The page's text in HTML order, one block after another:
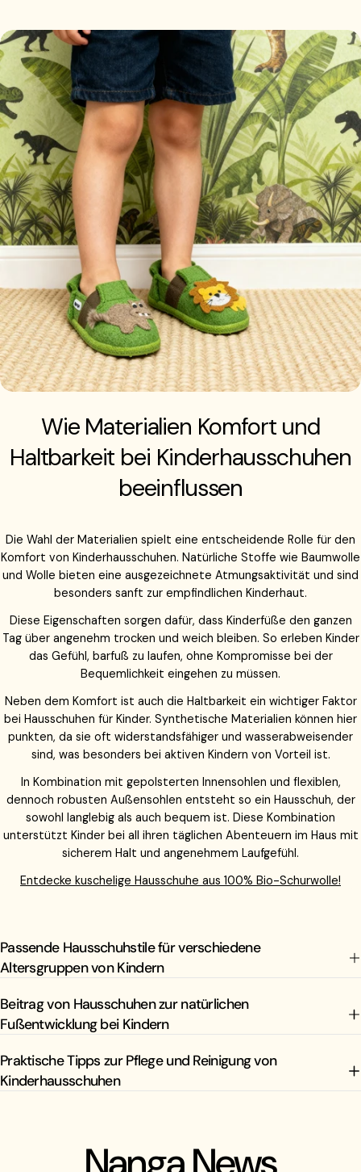
Wie Materialien Komfort und
Haltbarkeit bei Kinderhausschuhen
beeinflussen
Die Wahl der Materialien spielt eine entscheidende Rolle für den
Komfort von Kinderhausschuhen. Natürliche Stoffe wie Baumwolle
und Wolle bieten eine ausgezeichnete Atmungsaktivität und sind
besonders sanft zur empfindlichen Kinderhaut.
Diese Eigenschaften sorgen dafür, dass Kinderfüße den ganzen
Tag über angenehm trocken und weich bleiben. So erleben Kinder
das Gefühl, barfuß zu laufen, ohne Kompromisse bei der
Bequemlichkeit eingehen zu müssen.
Neben dem Komfort ist auch die Haltbarkeit ein wichtiger Faktor
bei Hausschuhen für Kinder. Synthetische Materialien können hier
punkten, da sie oft widerstandsfähiger und wasserabweisender
sind, was besonders bei aktiven Kindern von Vorteil ist.
In Kombination mit gepolsterten Innensohlen und flexiblen,
dennoch robusten Außensohlen entsteht so ein Hausschuh, der
sowohl langlebig als auch bequem ist. Diese Kombination
unterstützt Kinder bei all ihren täglichen Abenteuern im Haus mit
sicherem Halt und angenehmem Laufgefühl.
Entdecke kuschelige Hausschuhe aus 100% Bio-Schurwolle!
Passende Hausschuhstile für verschiedene
Altersgruppen von Kindern
Beitrag von Hausschuhen zur natürlichen
Fußentwicklung bei Kindern
Praktische Tipps zur Pflege und Reinigung von
Kinderhausschuhen